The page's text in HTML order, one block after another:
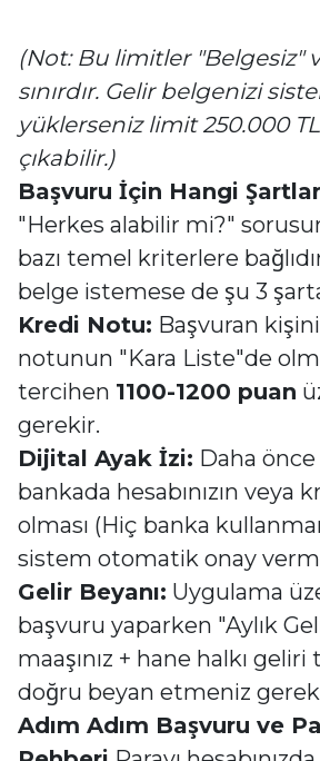
(Not: Bu limitler "Belgesiz"
sınırdır. Gelir belgenizi
yüklerseniz limit 250.000
çıkabilir.)
Başvuru İçin Hangi
"Herkes alabilir mi?"
bazı temel kriterlere
belge istemese de şu 3
Kredi Notu: Başvuran
notunun "Kara Liste"de
tercihen 1100-1200 puan
gerekir.
Dijital Ayak İzi: Daha
bankada hesabınızın veya
olması (Hiç banka
sistem otomatik onay
Gelir Beyanı: Uygulama
başvuru yaparken "Aylık
maaşınız + hane halkı geliri
doğru beyan etmeniz
Adım Adım Başvuru ve